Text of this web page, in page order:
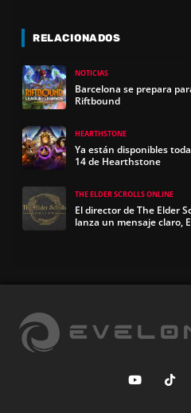
RELACIONADOS
NOTICIAS
Barcelona se prepara
Riftbound
HEARTHSTONE
Ya están disponibles
14 de Hearthstone
THE ELDER SCROLLS ONLINE
El director de The Elder
lanza un mensaje claro,